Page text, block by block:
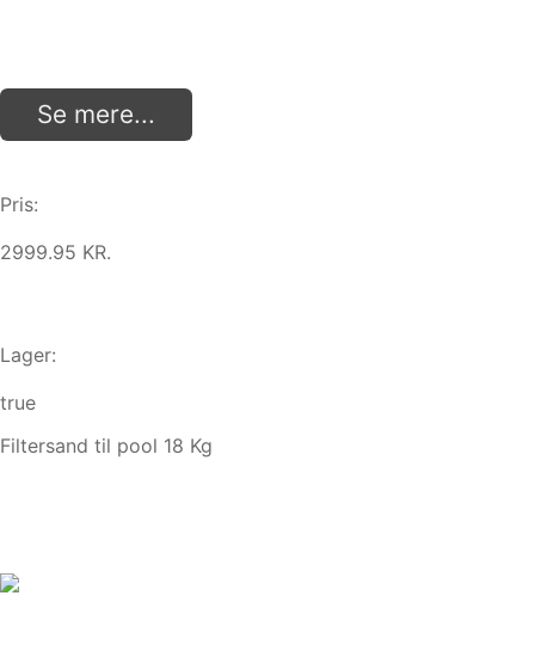
Se mere...
Pris:
2999.95 KR.
Lager:
true
Filtersand til pool 18 Kg